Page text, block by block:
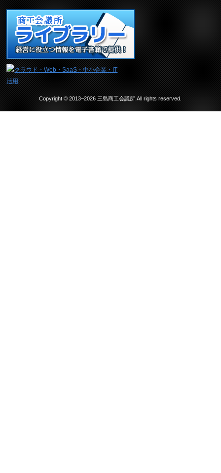
Copyright © 2013–2026 三島商工会議所.All rights reserved.